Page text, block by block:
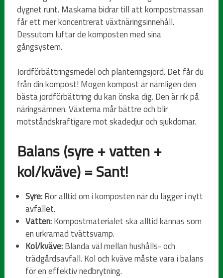
dygnet runt. Maskarna bidrar till att kompostmassan
får ett mer koncentrerat växtnäringsinnehåll.
Dessutom luftar de komposten med sina
gångsystem.
Jordförbättringsmedel och planteringsjord. Det får du
från din kompost! Mogen kompost är nämligen den
bästa jordförbättring du kan önska dig. Den är rik på
näringsämnen. Växterna mår bättre och blir
motståndskraftigare mot skadedjur och sjukdomar.
Balans (syre + vatten +
kol/kväve) = Sant!
Syre:Rör alltid om i komposten när du lägger i nytt
avfallet.
Vatten:Kompostmaterialet ska alltid kännas som
en urkramad tvättsvamp.
Kol/kväve:Blanda väl mellan hushålls- och
trädgårdsavfall. Kol och kväve måste vara i balans
för en effektiv nedbrytning.